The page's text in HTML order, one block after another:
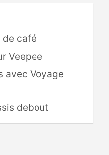
de café
Veepee
avec Voyage
debout